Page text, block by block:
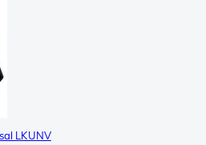
LKUNV